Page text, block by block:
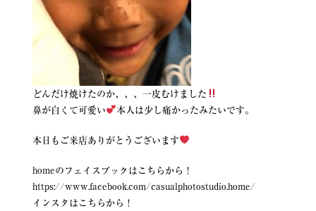
どんだけ焼けたのか、、、一皮むけました
鼻が白くて可愛い
本人は少し痛かったみたいです。
本日もご来店ありがとうございます
homeのフェイスブックはこちらから！
https://www.facebook.com/casualphotostudio.home/
インスタはこちらから！